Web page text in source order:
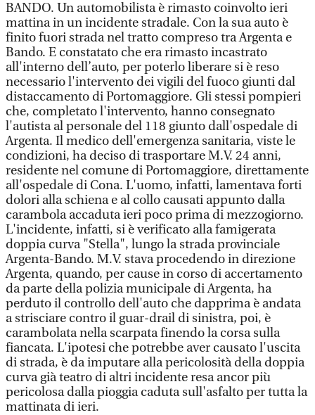
BANDO. Un automobilista è rimasto coinvolto ieri
mattina in un incidente stradale. Con la sua auto è
finito fuori strada nel tratto compreso tra Argenta e
Bando. E constatato che era rimasto incastrato
all'interno dell’auto, per poterlo liberare si è reso
necessario l'intervento dei vigili del fuoco giunti dal
distaccamento di Portomaggiore. Gli stessi pompieri
che, completato l'intervento, hanno consegnato
l'autista al personale del 118 giunto dall'ospedale di
Argenta. Il medico dell'emergenza sanitaria, viste le
condizioni, ha deciso di trasportare M.V. 24 anni,
residente nel comune di Portomaggiore, direttamente
all'ospedale di Cona. L'uomo, infatti, lamentava forti
dolori alla schiena e al collo causati appunto dalla
carambola accaduta ieri poco prima di mezzogiorno.
L'incidente, infatti, si è verificato alla famigerata
doppia curva "Stella", lungo la strada provinciale
Argenta-Bando. M.V. stava procedendo in direzione
Argenta, quando, per cause in corso di accertamento
da parte della polizia municipale di Argenta, ha
perduto il controllo dell'auto che dapprima è andata
a strisciare contro il guar-drail di sinistra, poi, è
carambolata nella scarpata finendo la corsa sulla
fiancata. L'ipotesi che potrebbe aver causato l'uscita
di strada, è da imputare alla pericolosità della doppia
curva già teatro di altri incidente resa ancor più
pericolosa dalla pioggia caduta sull'asfalto per tutta la
mattinata di ieri.